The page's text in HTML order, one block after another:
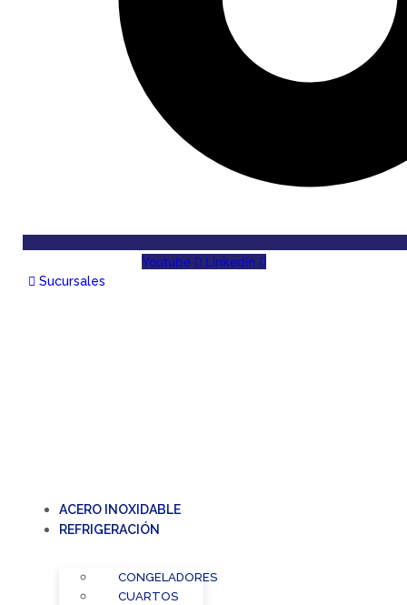
Youtube Linkedin
Sucursales
ACERO INOXIDABLE
REFRIGERACIÓN
CONGELADORES
CUARTOS